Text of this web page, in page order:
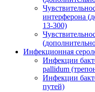
интерферона
13-300)
Инфекционная
Инфекции
pallidum
Инфекции
путей)